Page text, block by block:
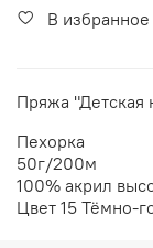
В избранное
Пряжа "Детская
Пехорка
50г/200м
100% акрил
Цвет 15 Тёмно-